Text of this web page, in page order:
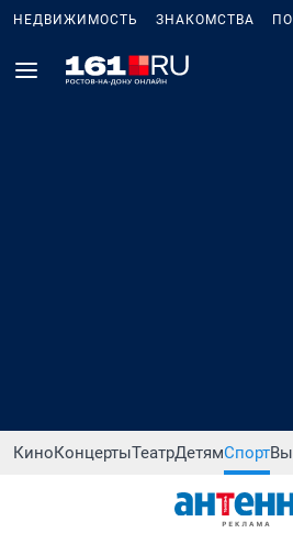
НЕДВИЖИМОСТЬ ЗНАКОМСТВА
КиноКонцертыТеатрДетямСпорт